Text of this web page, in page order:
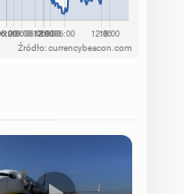
Źródło: currencybeacon.com